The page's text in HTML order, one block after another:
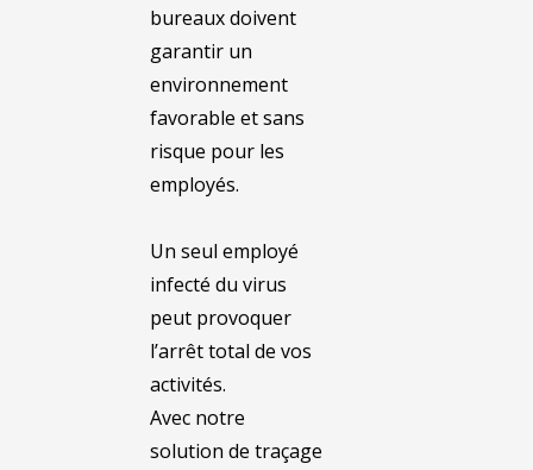
bureaux doivent
garantir un
environnement
favorable et sans
risque pour les
employés.
Un seul employé
infecté du virus
peut provoquer
l’arrêt total de vos
activités.
Avec notre
solution de traçage